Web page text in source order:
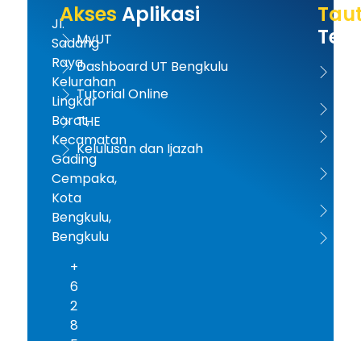
Jl.
Sadang
Raya,
Kelurahan
Lingkar
Barat,
Kecamatan
Gading
Cempaka,
Kota
Bengkulu,
Bengkulu
+
6
2
8
Akses Aplikasi
MyUT
Dashboard UT Bengkulu
Tutorial Online
THE
Kelulusan dan Ijazah